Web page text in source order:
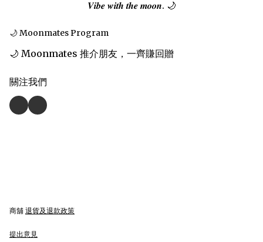
𝑽𝒊𝒃𝒆 𝒘𝒊𝒕𝒉 𝒕𝒉𝒆 𝒎𝒐𝒐𝒏. 🌙
🌙 Moonmates Program
🌙 Moonmates 推介朋友，一齊賺回贈
關注我們
商舖 退貨及退款政策
提出意見